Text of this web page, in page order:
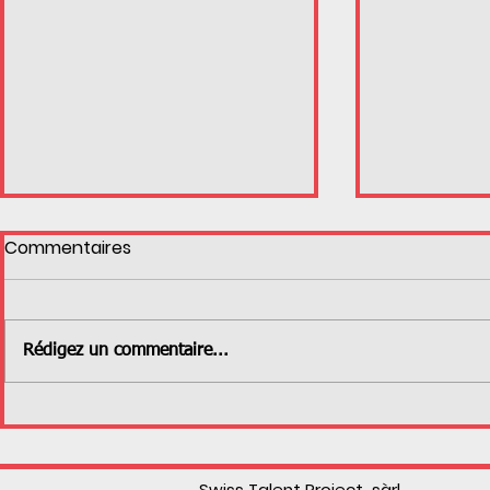
Commentaires
Rédigez un commentaire...